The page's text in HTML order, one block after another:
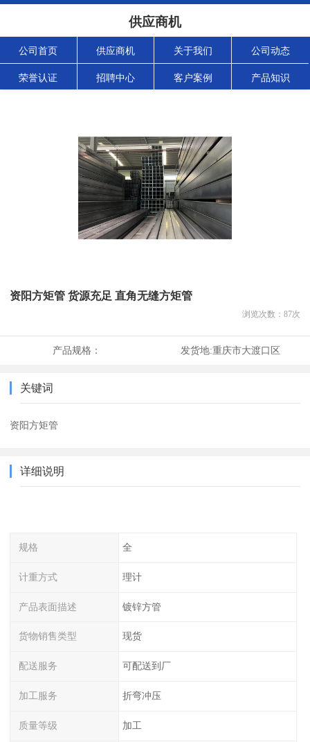
供应商机
公司首页 供应商机 关于我们 公司动态
荣誉认证 招聘中心 客户案例 产品知识
资阳方矩管 货源充足 直角无缝方矩管
浏览次数： 87次
产品规格： 发货地:重庆市大渡口区
关键词
资阳方矩管
详细说明
规格 全
计重方式 理计
产品表面描述 镀锌方管
货物销售类型 现货
配送服务 可配送到厂
加工服务 折弯冲压
质量等级 加工